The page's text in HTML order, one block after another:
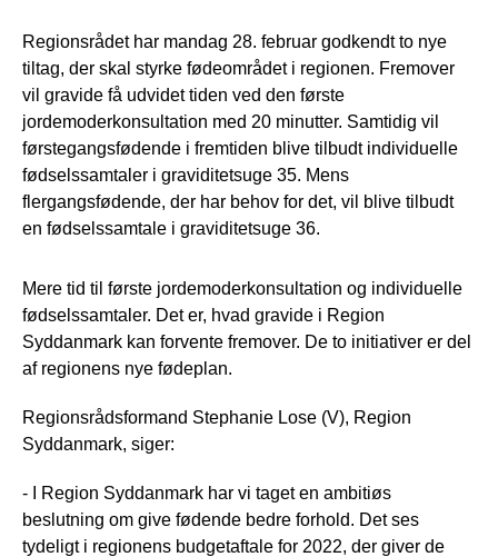
Regionsrådet har mandag 28. februar godkendt to nye
tiltag, der skal styrke fødeområdet i regionen. Fremover
vil gravide få udvidet tiden ved den første
jordemoderkonsultation med 20 minutter. Samtidig vil
førstegangsfødende i fremtiden blive tilbudt individuelle
fødselssamtaler i graviditetsuge 35. Mens
flergangsfødende, der har behov for det, vil blive tilbudt
en fødselssamtale i graviditetsuge 36.
Mere tid til første jordemoderkonsultation og individuelle
fødselssamtaler. Det er, hvad gravide i Region
Syddanmark kan forvente fremover. De to initiativer er del
af regionens nye fødeplan.
Regionsrådsformand Stephanie Lose (V), Region
Syddanmark, siger:
- I Region Syddanmark har vi taget en ambitiøs
beslutning om give fødende bedre forhold. Det ses
tydeligt i regionens budgetaftale for 2022, der giver de